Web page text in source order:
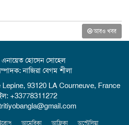
আরও খবর
হোসেন সোহেল
নাজিরা বেগম শীলা
Lepine, 93120 LA Courneuve, France
+33778311272
আমেরিকা আফ্রিকা অস্ট্রেলিয়া